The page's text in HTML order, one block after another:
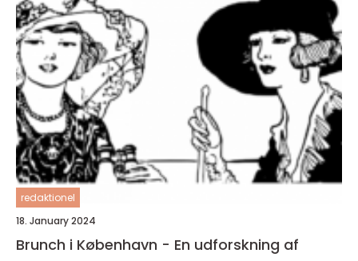
redaktionel
18. January 2024
Brunch i København - En udforskning af